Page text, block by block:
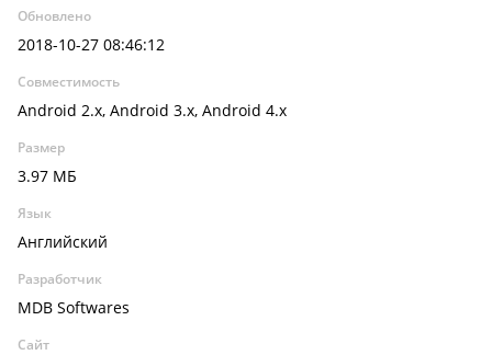
Обновлено
2018-10-27 08:46:12
Совместимость
Android 2.x, Android 3.x, Android 4.x
Размер
3.97 МБ
Язык
Английский
Разработчик
MDB Softwares
Сайт